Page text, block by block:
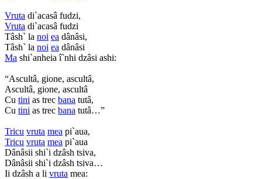
Vruta di`acasâ fudzi,
Vruta di`acasâ fudzi
Tâsh` la noi ea dânâsi,
Tâsh` la noi ea dânâsi
Ma shi`anheia î`nhi dzâsi ashi:
“Ascultâ, gione, ascultâ,
Ascultâ, gione, ascultâ
Cu tini as trec bana tutâ,
Cu tini as trec bana tutâ…”
Tricu vruta mea pi`aua,
Tricu vruta mea pi`aua
Dânâsii shi`i dzâsh tsiva,
Dânâsii shi`i dzâsh tsiva…
Ii dzâsh a li vruta mea: